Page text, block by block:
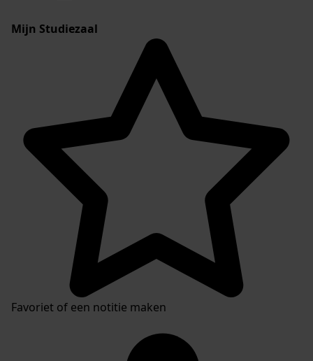
Mijn Studiezaal
Favoriet of een notitie maken